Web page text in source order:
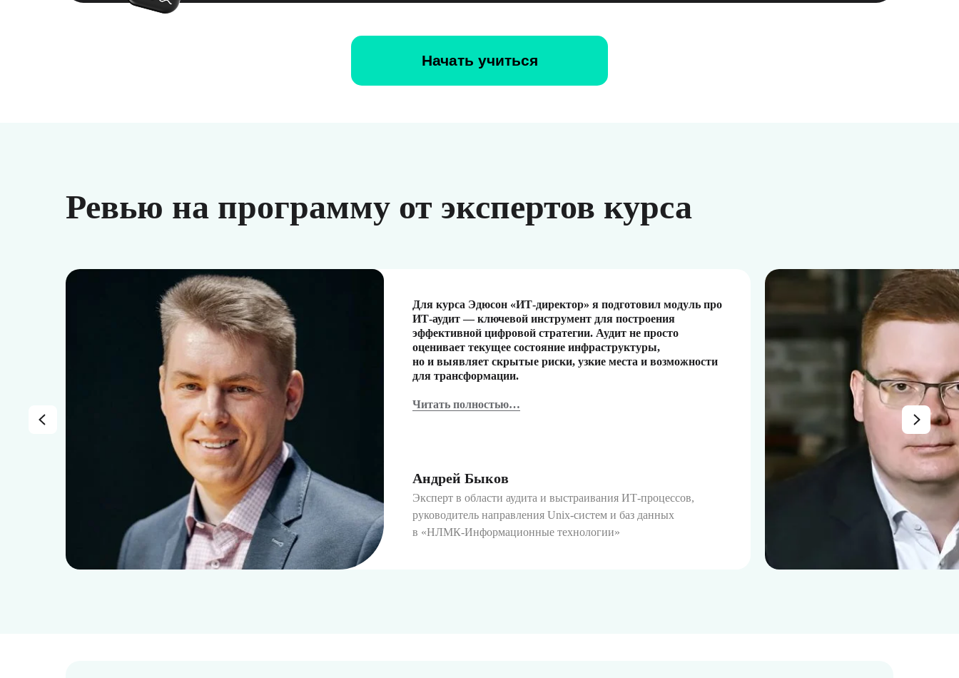
Начать учиться
Ревью на программу от экспертов курса
Для курса Эдюсон «ИТ-директор» я подготовил модуль про
ИТ-аудит — ключевой инструмент для построения
эффективной цифровой стратегии. Аудит не просто
оценивает текущее состояние инфраструктуры,
но и выявляет скрытые риски, узкие места и возможности
для трансформации.
Читать полностью…
Андрей Быков
Эксперт в области аудита и выстраивания ИТ-процессов,
руководитель направления Unix-систем и баз данных
в «НЛМК-Информационные технологии»